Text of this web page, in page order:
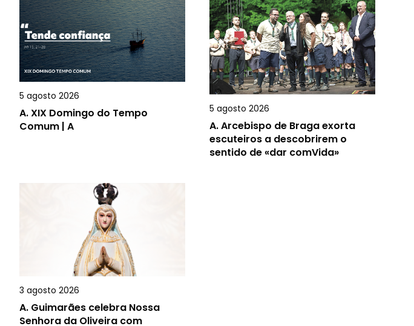
5 agosto 2026
A.XIX Domingo do Tempo
Comum | A
5 agosto 2026
A.Arcebispo de Braga exorta
escuteiros a descobrirem o
sentido de «dar comVida»
3 agosto 2026
A. Guimarães celebra Nossa
Senhora da Oliveira com